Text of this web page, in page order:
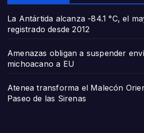
La Antártida alcanza -84.1 °C, el
registrado desde 2012
Amenazas obligan a suspender
michoacano a EU
Atenea transforma el Malecón
Paseo de las Sirenas